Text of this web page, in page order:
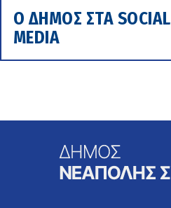
Ο ΔΗΜΟΣ ΣΤΑ SOCIAL
MEDIA